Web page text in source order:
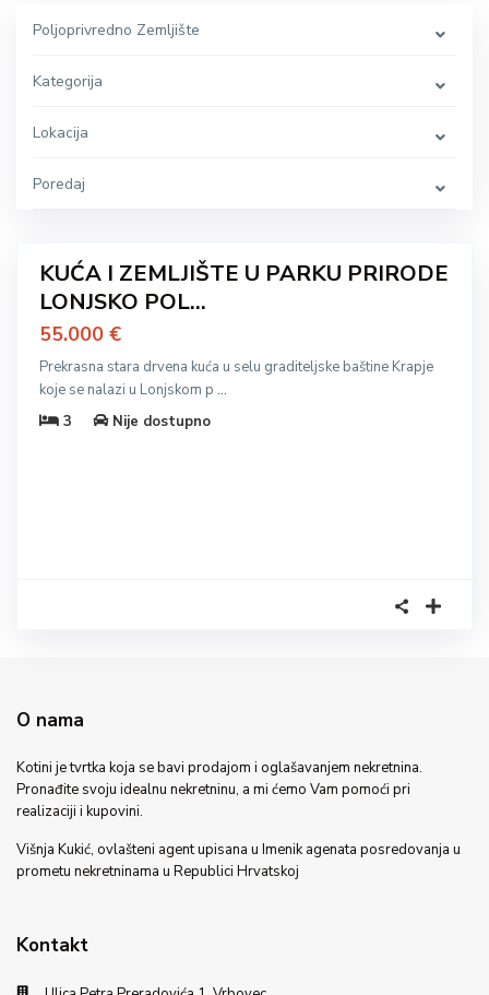
Poljoprivredno Zemljište
Kategorija
Lokacija
Poredaj
KUĆA I ZEMLJIŠTE U PARKU PRIRODE
LONJSKO POL...
55.000 €
Prekrasna stara drvena kuća u selu graditeljske baštine Krapje
koje se nalazi u Lonjskom p ...
3
Nije dostupno
O nama
Kotini je tvrtka koja se bavi prodajom i oglašavanjem nekretnina.
Pronađite svoju idealnu nekretninu, a mi ćemo Vam pomoći pri
realizaciji i kupovini.
Višnja Kukić, ovlašteni agent upisana u Imenik agenata posredovanja u
prometu nekretninama u Republici Hrvatskoj
Kontakt